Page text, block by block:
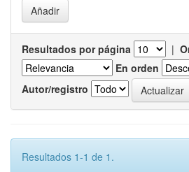
Resultados por página |
En orden
Autor/registro
Resultados 1-1 de 1.